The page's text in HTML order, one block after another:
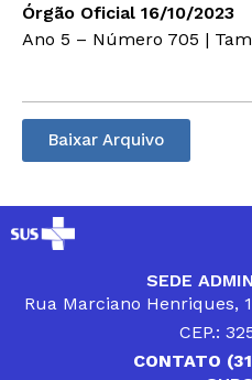
Órgão Oficial 16/10/2023
Ano 5 – Número 705 |
Baixar Arquivo
SEDE
Rua Marciano Henriques,
CEP.:
CONTATO